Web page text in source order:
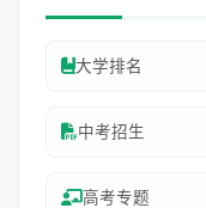
大学排名
中考招生
高考专题